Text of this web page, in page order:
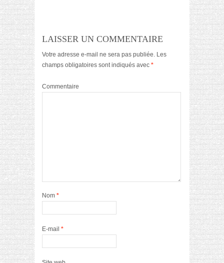
LAISSER UN COMMENTAIRE
Votre adresse e-mail ne sera pas publiée. Les
champs obligatoires sont indiqués avec *
Commentaire
Nom *
E-mail *